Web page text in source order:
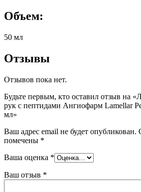
Объем:
50 мл
Отзывы
Отзывов пока нет.
Будьте первым, кто оставил отзыв на
рук с пептидами Ангиофарм Lamellar
мл»
Ваш адрес email не будет опубликован.
помечены *
Ваша оценка *
Ваш отзыв *